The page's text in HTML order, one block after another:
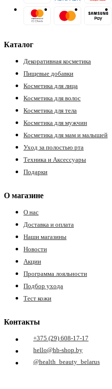
Каталог
Декоративная косметика
Пищевые добавки
Косметика для лица
Косметика для волос
Косметика для тела
Косметика для мужчин
Косметика для мам и малышей
Уход за полостью рта
Техника и Аксессуары
Подарки
О магазине
О нас
Доставка и оплата
Наши магазины
Новости
Акции
Программа лояльности
Подбор ухода
Тест кожи
Контакты
+375 (29) 608-17-17
hello@hb-shop.by
@health_beauty_belarus